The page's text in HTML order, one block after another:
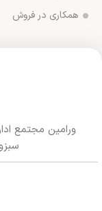
همکاری در فروش
ورامین مجتمع